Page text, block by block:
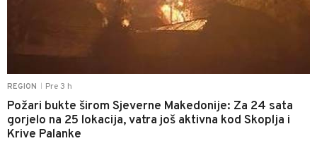
REGION Pre 3 h
Požari bukte širom Sjeverne Makedonije: Za 24 sata
gorjelo na 25 lokacija, vatra još aktivna kod Skoplja i
Krive Palanke